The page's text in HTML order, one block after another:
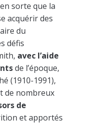
sorte que la
acquérir des
du
défis
avec l’aide
de l’époque,
(1910-1991),
de nombreux
de
et apportés